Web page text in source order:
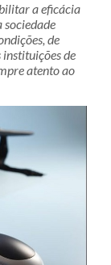
a eficácia
sociedade
de
instituições de
atento ao